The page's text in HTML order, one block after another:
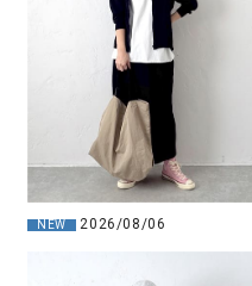
NEW 2026/08/06